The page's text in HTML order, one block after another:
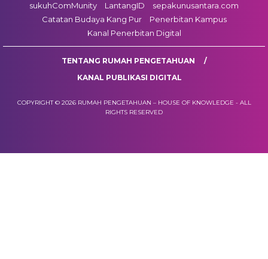
sukuhComMunity
LantangID
sepakunusantara.com
Catatan Budaya Kang Pur
Penerbitan Kampus
Kanal Penerbitan Digital
TENTANG RUMAH PENGETAHUAN
KANAL PUBLIKASI DIGITAL
COPYRIGHT © 2026 RUMAH PENGETAHUAN – HOUSE OF KNOWLEDGE - ALL
RIGHTS RESERVED